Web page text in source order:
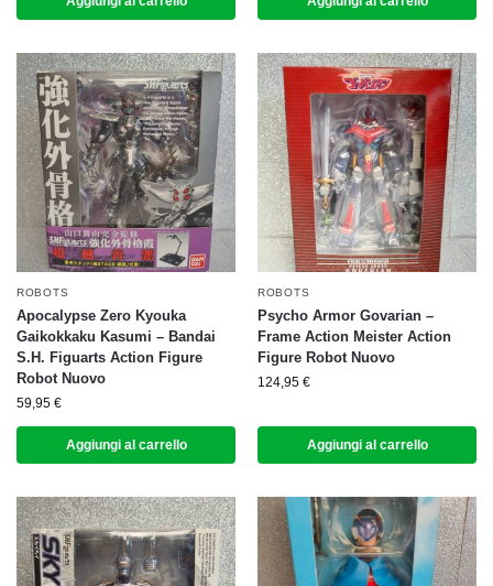
ROBOTS
Apocalypse Zero Kyouka
Gaikokkaku Kasumi – Bandai
S.H. Figuarts Action Figure
Robot Nuovo
59,95 €
Aggiungi al carrello
ROBOTS
Psycho Armor Govarian –
Frame Action Meister Action
Figure Robot Nuovo
124,95 €
Aggiungi al carrello